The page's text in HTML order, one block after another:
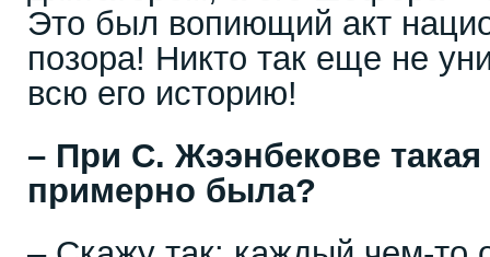
Это был вопиющий акт
позора! Никто так еще не
всю его историю!
– При С. Жээнбекове такая
примерно была?